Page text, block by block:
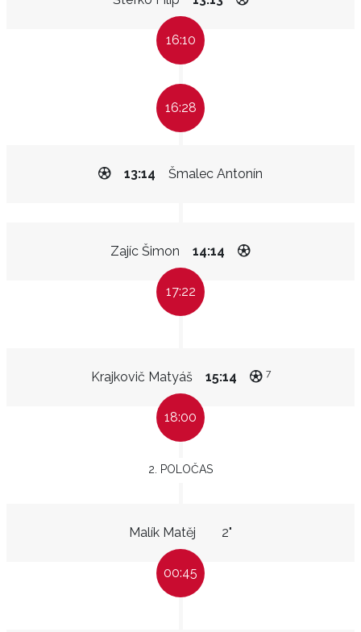
16:10
16:28
Šmalec Antonín
13:14
Zajíc Šimon 14:14
17:22
Krajkovič Matyáš 15:14 7
18:00
2. POLOČAS
Malík Matěj 2"
00:45